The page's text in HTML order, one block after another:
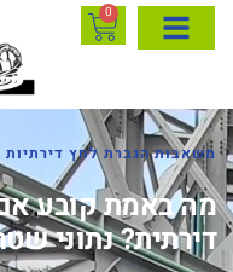
0
משאבות הגברת לחץ דירתיות
מה באמת קובע
דירתית? נתוני